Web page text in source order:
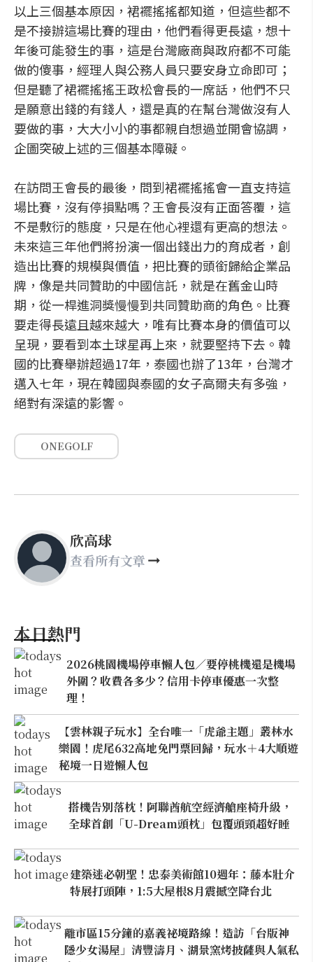
以上三個基本原因，裙襬搖搖都知道，但這些都不
是不接辦這場比賽的理由，他們看得更長遠，想十
年後可能發生的事，這是台灣廠商與政府都不可能
做的傻事，經理人與公務人員只要安身立命即可；
但是聽了裙襬搖搖王政松會長的一席話，他們不只
是願意出錢的有錢人，還是真的在幫台灣做沒有人
要做的事，大大小小的事都親自想過並開會協調，
企圖突破上述的三個基本障礙。
在訪問王會長的最後，問到裙襬搖搖會一直支持這
場比賽，沒有停損點嗎？王會長沒有正面答覆，這
不是敷衍的態度，只是在他心裡還有更高的想法。
未來這三年他們將扮演一個出錢出力的育成者，創
造出比賽的規模與價值，把比賽的頭銜歸給企業品
牌，像是共同贊助的中國信託，就是在舊金山時
期，從一桿進洞獎慢慢到共同贊助商的角色。比賽
要走得長遠且越來越大，唯有比賽本身的價值可以
呈現，要看到本土球星再上來，就要堅持下去。韓
國的比賽舉辦超過17年，泰國也辦了13年，台灣才
邁入七年，現在韓國與泰國的女子高爾夫有多強，
絕對有深遠的影響。
ONEGOLF
欣高球
查看所有文章
本日熱門
2026桃園機場停車懶人包／要停桃機還是機場
外圍？收費各多少？信用卡停車優惠一次整
理！
【雲林親子玩水】全台唯一「虎爺主題」叢林水
樂園！虎尾632高地免門票回歸，玩水＋4大順遊
秘境一日遊懶人包
搭機告別落枕！阿聯酋航空經濟艙座椅升級，
全球首創「U-Dream頭枕」包覆頭頸超好睡
建築迷必朝聖！忠泰美術館10週年：藤本壯介
特展打頭陣，1:5大屋根8月震撼空降台北
離市區15分鐘的嘉義祕境路線！造訪「台版神
隱少女湯屋」清豐濤月、湖景窯烤披薩與人氣私